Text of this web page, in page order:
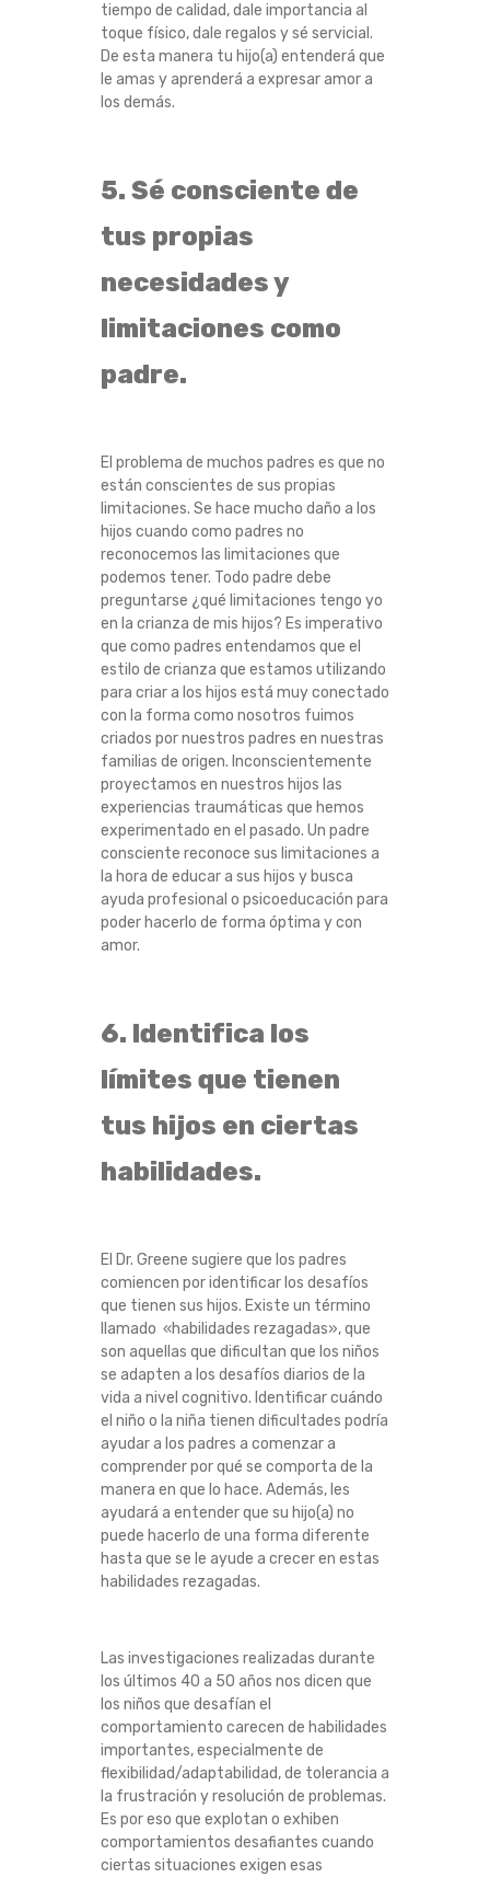
tiempo de calidad, dale importancia al
toque físico, dale regalos y sé servicial.
De esta manera tu hijo(a) entenderá que
le amas y aprenderá a expresar amor a
los demás.
5. Sé consciente de
tus propias
necesidades y
limitaciones como
padre.
El problema de muchos padres es que no
están conscientes de sus propias
limitaciones. Se hace mucho daño a los
hijos cuando como padres no
reconocemos las limitaciones que
podemos tener. Todo padre debe
preguntarse ¿qué limitaciones tengo yo
en la crianza de mis hijos? Es imperativo
que como padres entendamos que el
estilo de crianza que estamos utilizando
para criar a los hijos está muy conectado
con la forma como nosotros fuimos
criados por nuestros padres en nuestras
familias de origen. Inconscientemente
proyectamos en nuestros hijos las
experiencias traumáticas que hemos
experimentado en el pasado. Un padre
consciente reconoce sus limitaciones a
la hora de educar a sus hijos y busca
ayuda profesional o psicoeducación para
poder hacerlo de forma óptima y con
amor.
6. Identifica los
límites que tienen
tus hijos en ciertas
habilidades.
El Dr. Greene sugiere que los padres
comiencen por identificar los desafíos
que tienen sus hijos. Existe un término
llamado «habilidades rezagadas», que
son aquellas que dificultan que los niños
se adapten a los desafíos diarios de la
vida a nivel cognitivo. Identificar cuándo
el niño o la niña tienen dificultades podría
ayudar a los padres a comenzar a
comprender por qué se comporta de la
manera en que lo hace. Además, les
ayudará a entender que su hijo(a) no
puede hacerlo de una forma diferente
hasta que se le ayude a crecer en estas
habilidades rezagadas.
Las investigaciones realizadas durante
los últimos 40 a 50 años nos dicen que
los niños que desafían el
comportamiento carecen de habilidades
importantes, especialmente de
flexibilidad/adaptabilidad, de tolerancia a
la frustración y resolución de problemas.
Es por eso que explotan o exhiben
comportamientos desafiantes cuando
ciertas situaciones exigen esas